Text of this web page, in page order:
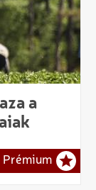
a
Prémium